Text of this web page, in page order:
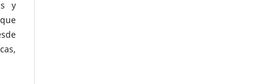
y